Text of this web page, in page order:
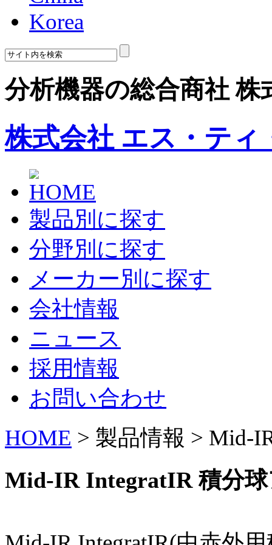
Korea
分析機器の総合商社
株式会社 エス・ティ
製品別に探す
分野別に探す
メーカー別に探す
会社情報
ニュース
採用情報
お問い合わせ
HOME > 製品情報 > Mid-
Mid-IR IntegratIR 積分